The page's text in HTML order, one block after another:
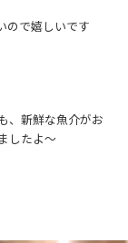
ので嬉しいです
、新鮮な魚介がお
したよ～